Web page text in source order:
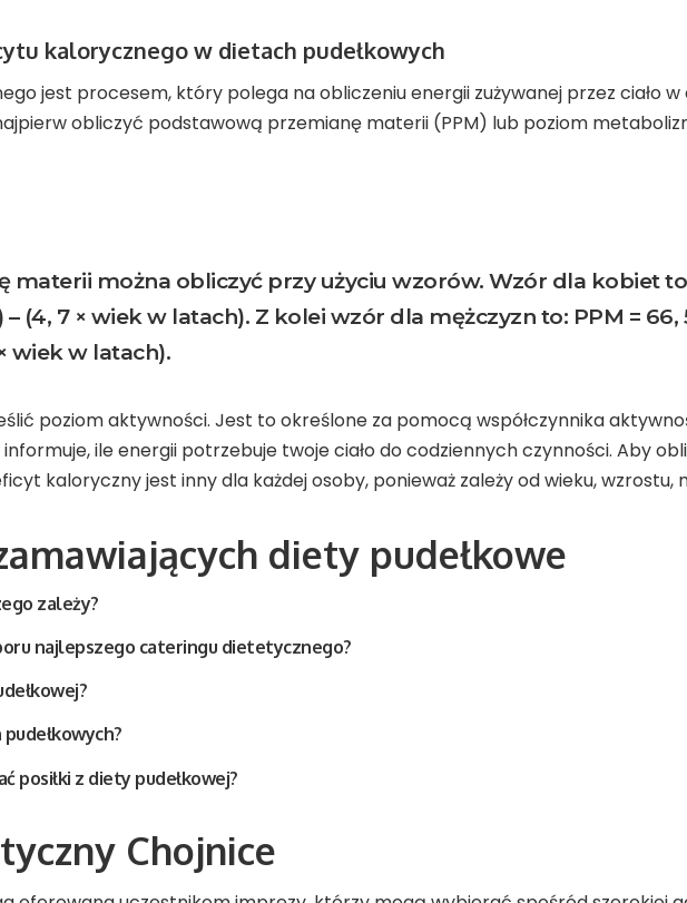
kalorycznego w dietach pudełkowych
jest procesem, który polega na obliczeniu energii zużywanej przez ciało
obliczyć podstawową przemianę materii (PPM) lub poziom
można obliczyć przy użyciu wzorów. Wzór dla kobiet to:
(4, 7 × wiek w latach). Z kolei wzór dla mężczyzn to: PPM = 66,
wiek w latach).
poziom aktywności. Jest to określone za pomocą współczynnika
informuje, ile energii potrzebuje twoje ciało do codziennych czynności. Aby
kaloryczny jest inny dla każdej osoby, ponieważ zależy od wieku, wzrostu,
diety pudełkowe
zależy?
najlepszego cateringu dietetycznego?
posiłki z diety pudełkowej?
Chojnice